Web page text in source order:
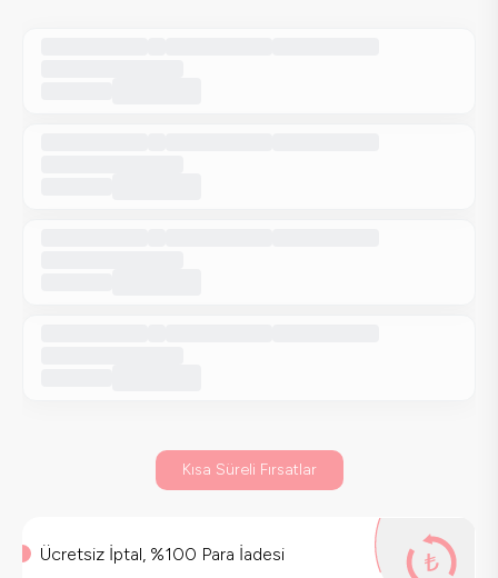
Kısa Süreli Fırsatlar
Ücretsiz İptal, %100 Para İadesi